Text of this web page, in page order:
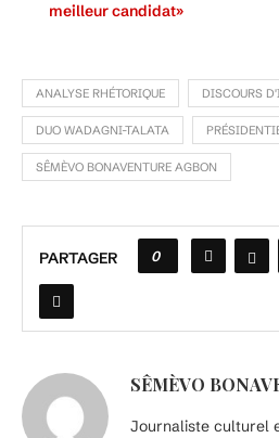
meilleur candidat»
ANALYSE RHÉTORIQUE DISCOURS
DUO WADAGNI-TALATA
SÊMÈVO BONAVENTURE AGBON
PARTAGER 0
SÊMÈVO
Journaliste culturel